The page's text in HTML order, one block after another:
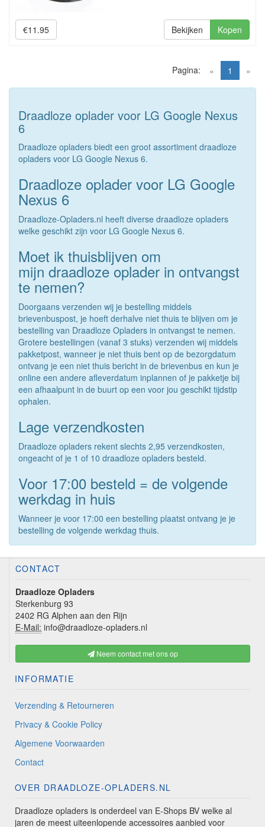
€11.95 Bekijken Kopen
« 1 (current)
»
Pagina:
Draadloze oplader voor LG Google Nexus
6
Draadloze opladers biedt een groot assortiment draadloze
opladers voor LG Google Nexus 6.
Draadloze oplader voor LG Google
Nexus 6
Draadloze-Opladers.nl heeft diverse draadloze opladers
welke geschikt zijn voor LG Google Nexus 6.
Moet ik thuisblijven om
mijn draadloze oplader in ontvangst
te nemen?
Doorgaans verzenden wij je bestelling middels
brievenbuspost, je hoeft derhalve niet thuis te blijven om je
bestelling van Draadloze Opladers in ontvangst te nemen.
Grotere bestellingen (vanaf 3 stuks) verzenden wij middels
pakketpost, wanneer je niet thuis bent op de bezorgdatum
ontvang je een niet thuis bericht in de brievenbus en kun je
online een andere afleverdatum inplannen of je pakketje bij
een afhaalpunt in de buurt op een voor jou geschikt tijdstip
ophalen.
Lage verzendkosten
Draadloze opladers rekent slechts 2,95 verzendkosten,
ongeacht of je 1 of 10 draadloze opladers besteld.
Voor 17:00 besteld = de volgende
werkdag in huis
Wanneer je voor 17:00 een bestelling plaatst ontvang je je
bestelling de volgende werkdag thuis.
CONTACT
Draadloze Opladers
Sterkenburg 93
2402 RG Alphen aan den Rijn
E-Mail: info@draadloze-opladers.nl
Neem contact met ons op
INFORMATIE
Verzending & Retourneren
Privacy & Cookie Policy
Algemene Voorwaarden
Contact
OVER DRAADLOZE-OPLADERS.NL
Draadloze opladers is onderdeel van E-Shops BV welke al
jaren de meest uiteenlopende accessoires aanbied voor